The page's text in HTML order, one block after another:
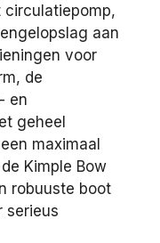
aan
voor
de
en
geheel
maximaal
Kimple Bow
robuuste boot
serieus